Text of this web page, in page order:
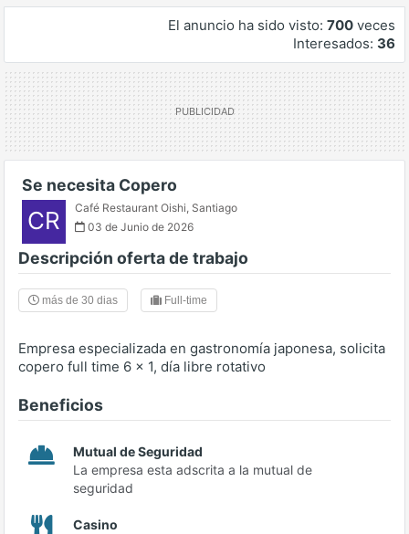
El anuncio ha sido visto: 700 veces
Interesados: 36
Se necesita Copero
CR Café Restaurant Oishi, Santiago
03 de Junio de 2026
Descripción oferta de trabajo
más de 30 dias Full-time
Empresa especializada en gastronomía japonesa, solicita
copero full time 6 x 1, día libre rotativo
Beneficios
Mutual de Seguridad
La empresa esta adscrita a la mutual de
seguridad
Casino